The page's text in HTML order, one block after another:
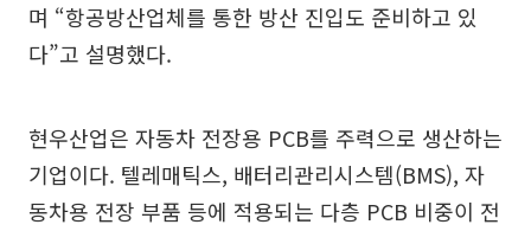
며 “항공방산업체를 통한 방산 진입도 준비하고 있
다”고 설명했다.
현우산업은 자동차 전장용 PCB를 주력으로 생산하는
기업이다. 텔레매틱스, 배터리관리시스템(BMS), 자
동차용 전장 부품 등에 적용되는 다층 PCB 비중이 전